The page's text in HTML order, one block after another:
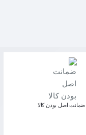
ﺿﻤﺎﻧﺖ اﺻﻞ ﺑﻮدن ﮐﺎﻟﺎ